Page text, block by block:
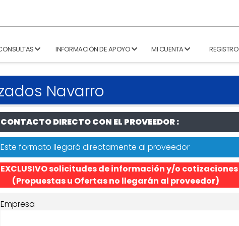
INFORMACIÓN DE APOYO MI CUENTA REGISTRO
Navarro
CONTACTO DIRECTO CON EL PROVEEDOR :
Este formato llegará directamente al proveedor
EXCLUSIVO solicitudes de información y/o cotizaciones
(Propuestas u Ofertas no llegarán al proveedor)
Empresa